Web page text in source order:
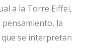
a la Torre Eiffel,
la
que se interpretan